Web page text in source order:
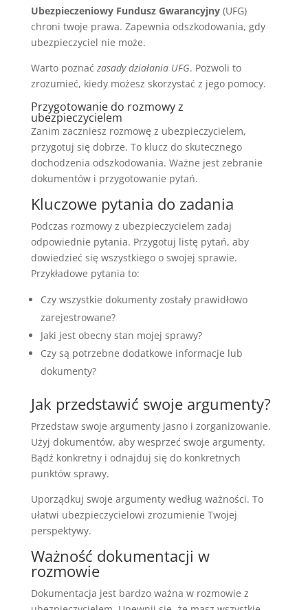
Ubezpieczeniowy Fundusz Gwarancyjny(UFG)
chroni twoje prawa. Zapewnia odszkodowania, gdy
ubezpieczyciel nie może.
Warto poznać zasady działania UFG. Pozwoli to
zrozumieć, kiedy możesz skorzystać z jego pomocy.
Przygotowanie do rozmowy z
ubezpieczycielem
Zanim zaczniesz rozmowę z ubezpieczycielem,
przygotuj się dobrze. To klucz do skutecznego
dochodzenia odszkodowania. Ważne jest zebranie
dokumentów i przygotowanie pytań.
Kluczowe pytania do zadania
Podczas rozmowy z ubezpieczycielem zadaj
odpowiednie pytania. Przygotuj listę pytań, aby
dowiedzieć się wszystkiego o swojej sprawie.
Przykładowe pytania to:
Czy wszystkie dokumenty zostały prawidłowo
zarejestrowane?
Jaki jest obecny stan mojej sprawy?
Czy są potrzebne dodatkowe informacje lub
dokumenty?
Jak przedstawić swoje argumenty?
Przedstaw swoje argumenty jasno i zorganizowanie.
Użyj dokumentów, aby wesprzeć swoje argumenty.
Bądź konkretny i odnajduj się do konkretnych
punktów sprawy.
Uporządkuj swoje argumenty według ważności. To
ułatwi ubezpieczycielowi zrozumienie Twojej
perspektywy.
Ważność dokumentacji w
rozmowie
Dokumentacja jest bardzo ważna w rozmowie z